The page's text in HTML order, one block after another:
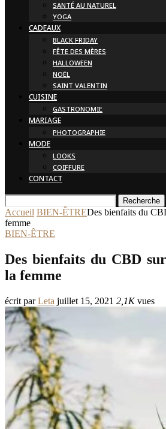
SANTÉ AU NATUREL
YOGA
CADEAUX
BLACK FRIDAY
FÊTE DES MÈRES
HALLOWEEN
NOËL
SAINT VALENTIN
CUISINE
GASTRONOMIE
MARIAGE
PHOTOGRAPHIE
MODE
LOOKS
COIFFURE
CONTACT
Recherche
Accueil BIEN-ÊTREDes bienfaits du
femme
BIEN-ÊTRE
Des bienfaits du CBD
la femme
écrit parLeta juillet 15, 2021 2,1Kvues